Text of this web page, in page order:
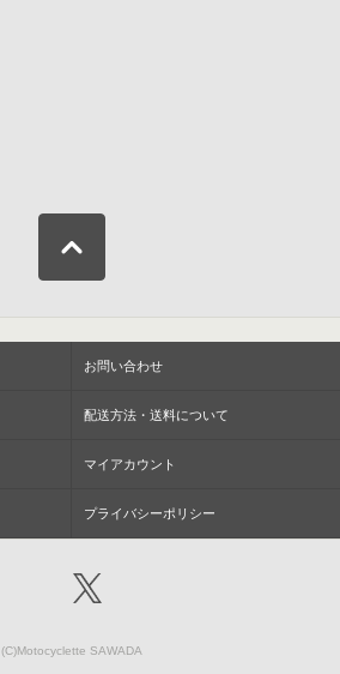
お問い合わせ
配送方法・送料について
マイアカウント
プライバシーポリシー
(C)Motocyclette SAWADA